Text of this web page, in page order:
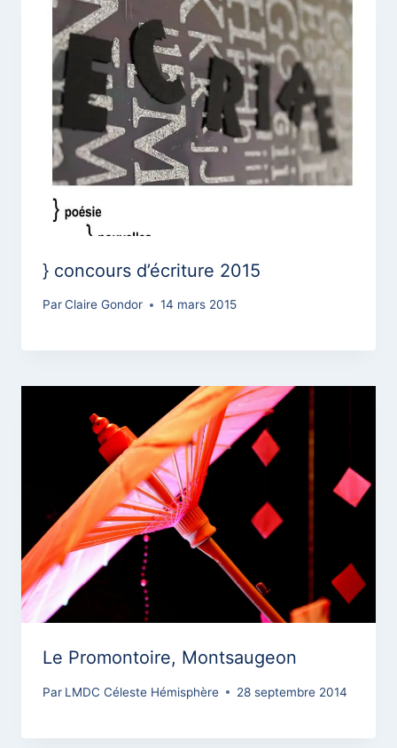
} concours d’écriture 2015
ParClaire Gondor 14 mars 2015
Le Promontoire, Montsaugeon
Par LMDC Céleste Hémisphère 28 septembre 2014